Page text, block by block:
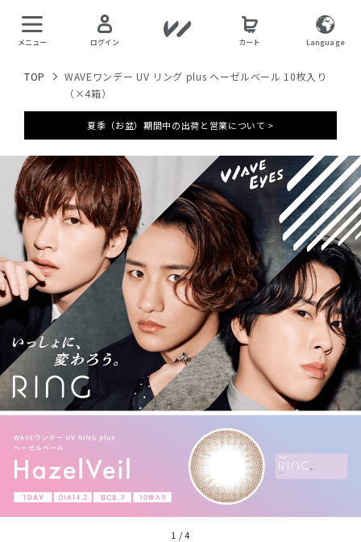
メニュー ログイン カート Language
TOP
WAVEワンデー UV リング plus ヘーゼルベール 10枚入り
（×4箱）
夏季（お盆）期間中の出荷と営業について >
1 /4